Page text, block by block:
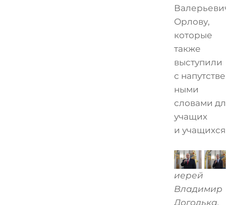
Орлову,
которые
также
выступили
с
ными
словами
учащих
и
иерей
Владимир
Догодька,